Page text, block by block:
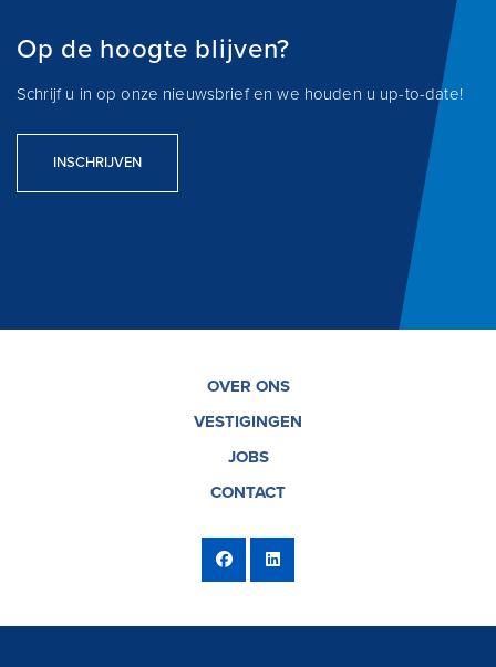
Op de hoogte blijven?
Schrijf u in op onze nieuwsbrief en we houden u up-to-date!
INSCHRIJVEN
OVER ONS
VESTIGINGEN
JOBS
CONTACT